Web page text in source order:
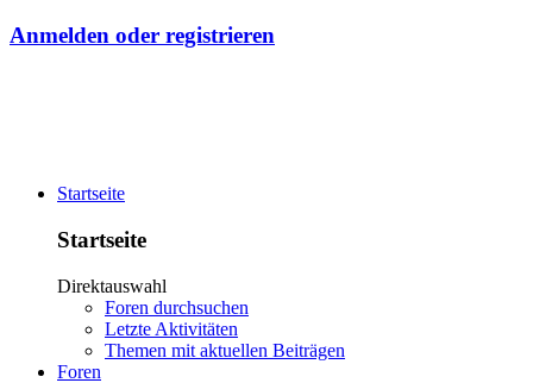
Anmelden oder registrieren
Startseite
Startseite
Direktauswahl
Foren durchsuchen
Letzte Aktivitäten
Themen mit aktuellen Beiträgen
Foren